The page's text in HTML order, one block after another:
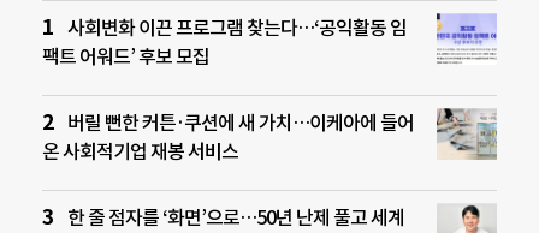
사회변화 이끈 프로그램 찾는다…‘공익활동 임
팩트 어워드’ 후보 모집
버릴 뻔한 커튼·쿠션에 새 가치…이케아에 들어
온 사회적기업 재봉 서비스
한 줄 점자를 ‘화면’으로…50년 난제 풀고 세계